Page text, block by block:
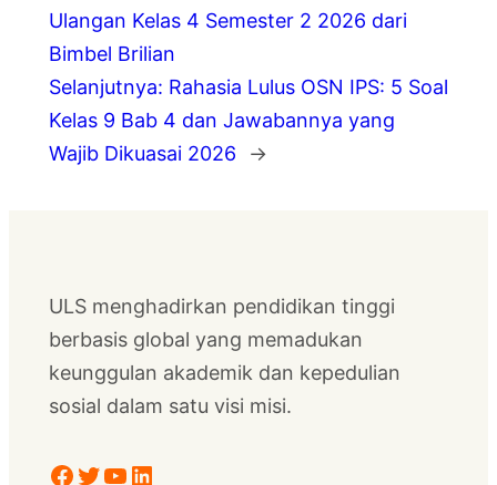
Ulangan Kelas 4 Semester 2 2026 dari
Bimbel Brilian
Selanjutnya: Rahasia Lulus OSN IPS: 5 Soal
Kelas 9 Bab 4 dan Jawabannya yang
Wajib Dikuasai 2026
→
ULS menghadirkan pendidikan tinggi
berbasis global yang memadukan
keunggulan akademik dan kepedulian
sosial dalam satu visi misi.
Facebook Twitter YouTube LinkedIn